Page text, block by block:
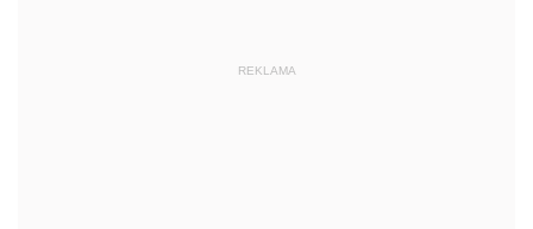
REKLAMA